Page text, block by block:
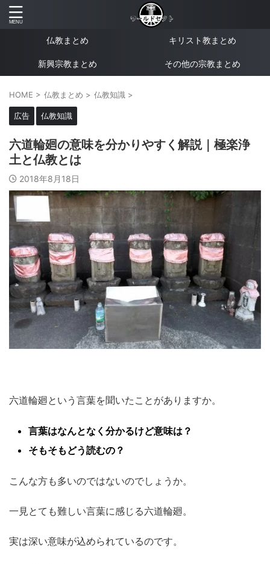
仏教まとめ キリスト教まとめ
新興宗教まとめ その他の宗教まとめ
HOME > 仏教まとめ > 仏教知識 >
広告 仏教知識
六道輪廻の意味を分かりやすく解説｜極楽浄
土と仏教とは
2018年8月18日
六道輪廻という言葉を聞いたことがありますか。
言葉はなんとなく分かるけど意味は？
そもそもどう読むの？
こんな方も多いのではないのでしょうか。
一見とても難しい言葉に感じる六道輪廻。
実は深い意味が込められているのです。